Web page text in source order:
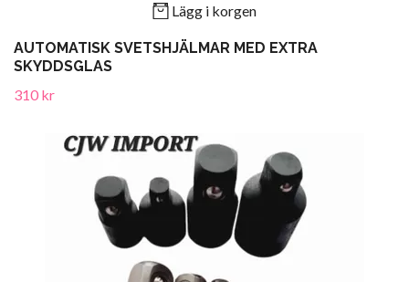
Lägg i korgen
AUTOMATISK SVETSHJÄLMAR MED EXTRA
SKYDDSGLAS
310 kr